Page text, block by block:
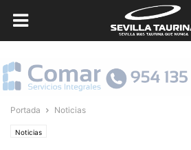
Portada Noticias
Noticias